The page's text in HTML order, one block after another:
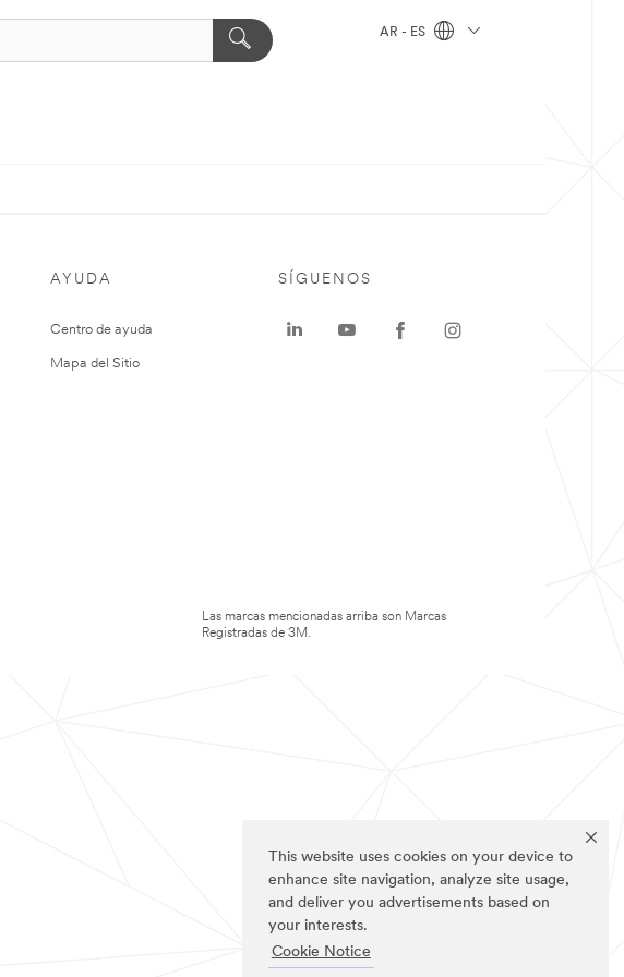
This website uses cookies on your device to
enhance site navigation, analyze site usage,
and deliver you advertisements based on
your interests.
Cookie Notice
AR - ES
AYUDA
Centro de ayuda
Mapa del Sitio
SÍGUENOS
Las marcas mencionadas arriba son Marcas
Registradas de 3M.